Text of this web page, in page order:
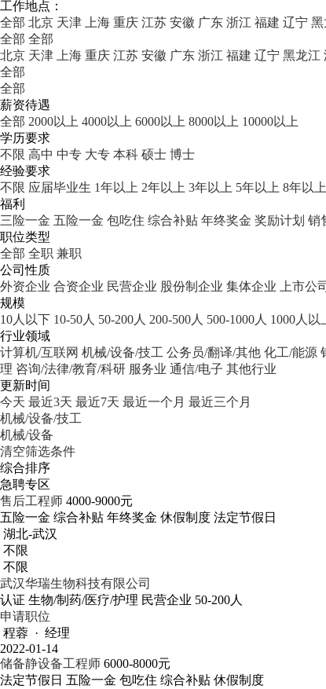
工作地点：
全部 北京 天津 上海 重庆 江苏 安徽 广东 浙江 福建 辽宁 黑
全部 全部
北京 天津 上海 重庆 江苏 安徽 广东 浙江 福建 辽宁 黑龙江
全部
全部
薪资待遇
全部 2000以上 4000以上 6000以上 8000以上 10000以上
学历要求
不限 高中 中专 大专 本科 硕士 博士
经验要求
不限 应届毕业生 1年以上 2年以上 3年以上 5年以上 8年以上
福利
三险一金 五险一金 包吃住 综合补贴 年终奖金 奖励计划 销
职位类型
全部 全职 兼职
公司性质
外资企业 合资企业 民营企业 股份制企业 集体企业 上市公司
规模
10人以下 10-50人 50-200人 200-500人 500-1000人 1000人以
行业领域
计算机/互联网 机械/设备/技工 公务员/翻译/其他 化工/能源
理 咨询/法律/教育/科研 服务业 通信/电子 其他行业
更新时间
今天 最近3天 最近7天 最近一个月 最近三个月
机械/设备/技工
机械/设备
清空筛选条件
综合排序
急聘专区
售后工程师 4000-9000元
五险一金 综合补贴 年终奖金 休假制度 法定节假日
湖北-武汉
不限
不限
武汉华瑞生物科技有限公司
认证 生物/制药/医疗/护理 民营企业 50-200人
申请职位
程蓉 · 经理
2022-01-14
储备静设备工程师 6000-8000元
法定节假日 五险一金 包吃住 综合补贴 休假制度